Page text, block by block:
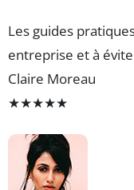
Les guides
entreprise et à
Claire Moreau
★★★★★